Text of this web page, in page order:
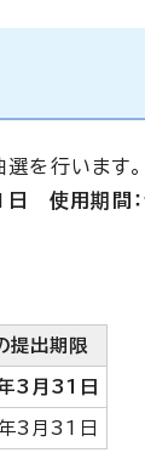
を行います。
日 使用期
提出期限
3月31日
3月31日